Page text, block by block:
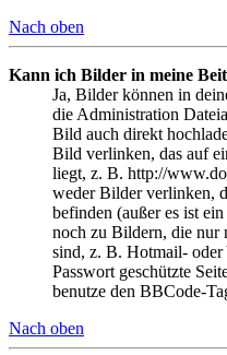
Nach oben
Kann ich Bilder in meine
Ja, Bilder können in
die Administration
Bild auch direkt
Bild verlinken, das auf
liegt, z. B. http://
weder Bilder verlinken,
befinden (außer es ist
noch zu Bildern, die nur
sind, z. B. Hotmail-
Passwort geschützte
benutze den BBCode-
Nach oben